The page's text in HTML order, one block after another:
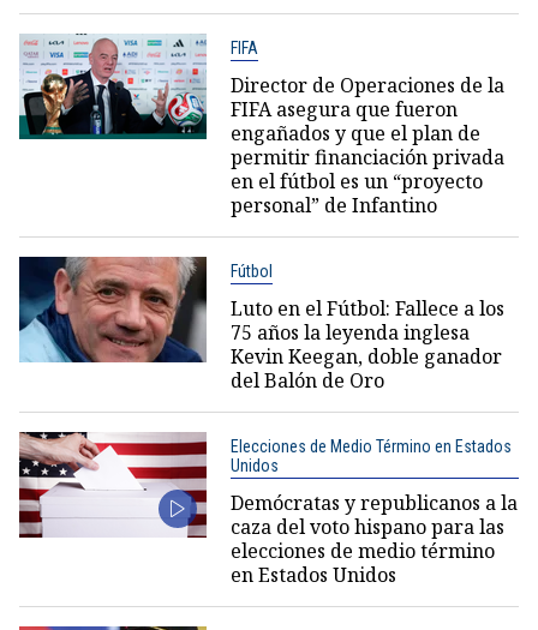
FIFA
Director de Operaciones de la
FIFA asegura que fueron
engañados y que el plan de
permitir financiación privada
en el fútbol es un “proyecto
personal” de Infantino
Fútbol
Luto en el Fútbol: Fallece a los
75 años la leyenda inglesa
Kevin Keegan, doble ganador
del Balón de Oro
Elecciones de Medio Término en Estados
Unidos
Demócratas y republicanos a la
caza del voto hispano para las
elecciones de medio término
en Estados Unidos